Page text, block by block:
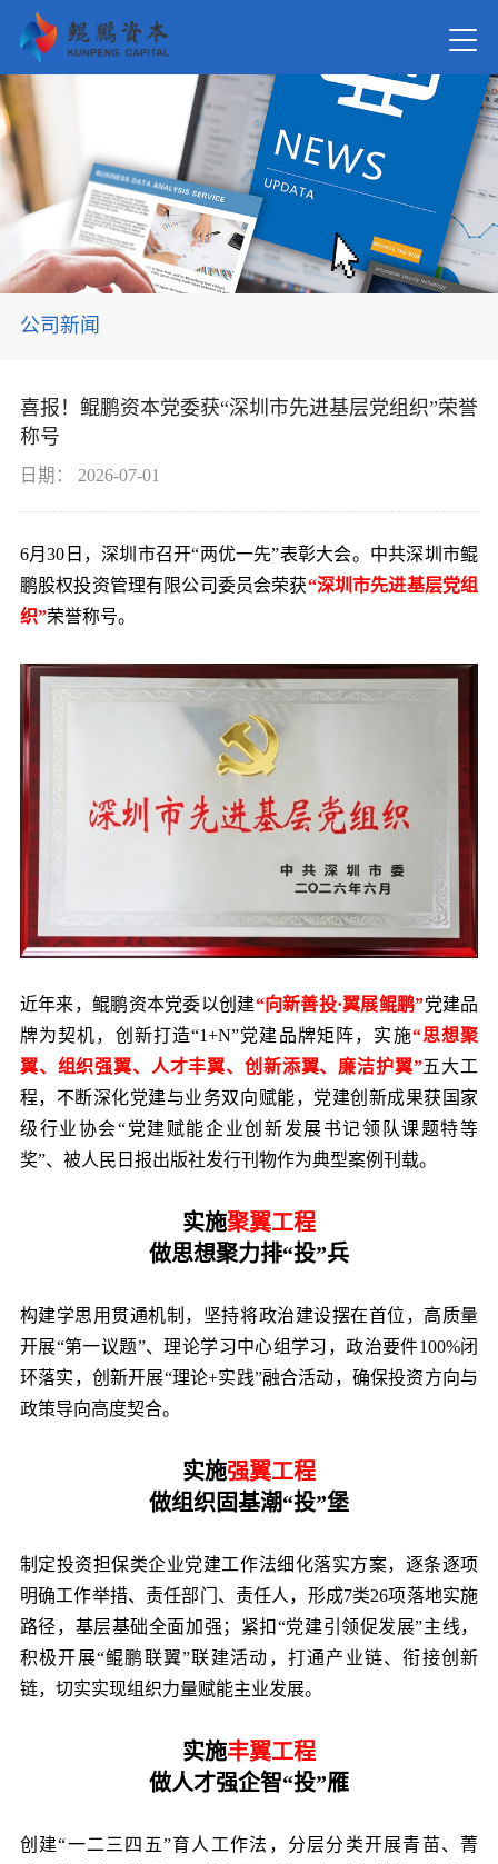
关于我
新闻资
党的建
联系我
公司新闻
喜报！鲲鹏资本党委获“深圳市先进基层党组织”荣誉
称号
日期： 2026-07-01
6月30日，深圳市召开“两优一先”表彰大会。中共深圳市鲲
鹏股权投资管理有限公司委员会荣获“深圳市先进基层党组
织”荣誉称号。
近年来，鲲鹏资本党委以创建“向新善投·翼展鲲鹏”党建品
牌为契机，创新打造“1+N”党建品牌矩阵，实施“思想聚
翼、组织强翼、人才丰翼、创新添翼、廉洁护翼”五大工
程，不断深化党建与业务双向赋能，党建创新成果获国家
级行业协会“党建赋能企业创新发展书记领队课题特等
奖”、被人民日报出版社发行刊物作为典型案例刊载。
实施聚翼工程
做思想聚力排“投”兵
构建学思用贯通机制，坚持将政治建设摆在首位，高质量
开展“第一议题”、理论学习中心组学习，政治要件100%闭
环落实，创新开展“理论+实践”融合活动，确保投资方向与
政策导向高度契合。
实施强翼工程
做组织固基潮“投”堡
制定投资担保类企业党建工作法细化落实方案，逐条逐项
明确工作举措、责任部门、责任人，形成7类26项落地实施
路径，基层基础全面加强；紧扣“党建引领促发展”主线，
积极开展“鲲鹏联翼”联建活动，打通产业链、衔接创新
链，切实实现组织力量赋能主业发展。
实施丰翼工程
做人才强企智“投”雁
创建“一二三四五”育人工作法，分层分类开展青苗、菁